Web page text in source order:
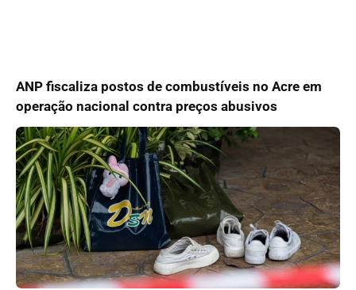
ANP fiscaliza postos de combustíveis no Acre em
operação nacional contra preços abusivos